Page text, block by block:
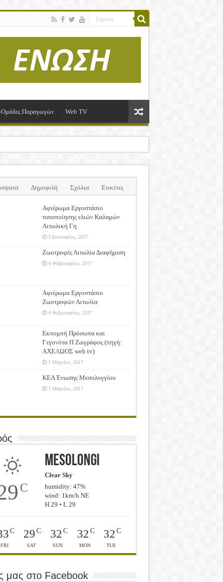
Ομάδες Παραγωγών Web TV
Δημοφιλή Σχόλια Ετικέτες
Αφιέρωμα Εργοστάσιο
τυποποίησης ελιών Καλαμών
Αιτωλική Γη
3 Ιανουαρίου, 2017
Ζωοτροφές Αιτωλία Διαφήμιση
4 Φεβρουαρίου, 2017
Αφιέρωμα Εργοστάσιο
Ζωοτροφών Αιτωλία
4 Φεβρουαρίου, 2017
Εκπομπή Πρόσωπα και
Γεγονότα Π Ζωγράφος (πηγή:
ΑΧΕΛΩΟΣ web tv)
1 Μαρτίου, 2017
ΚΕΑ Ένωσης Μεσολογγίου
1 Μαρτίου, 2017
C
Mesolongi
Clear Sky
humidity: 47%
wind: 1km/h NE
H 29 • L 29
C
FRI
29 C
SAT
32C
SUN
32C
MON
32C
TUE
μας στο Facebook